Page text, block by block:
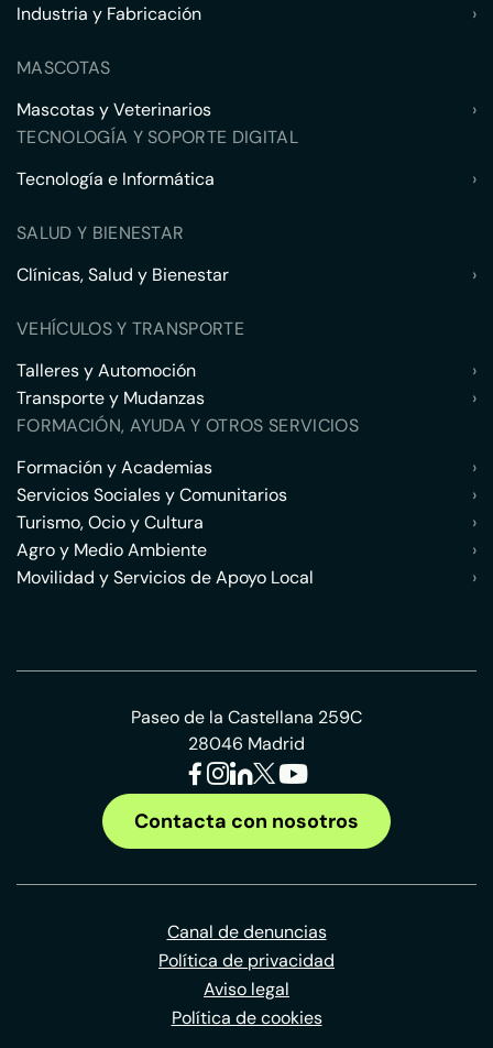
Industria y Fabricación
›
MASCOTAS
Mascotas y Veterinarios
›
TECNOLOGÍA Y SOPORTE DIGITAL
Tecnología e Informática
›
SALUD Y BIENESTAR
Clínicas, Salud y Bienestar
›
VEHÍCULOS Y TRANSPORTE
Talleres y Automoción
›
Transporte y Mudanzas
›
FORMACIÓN, AYUDA Y OTROS SERVICIOS
Formación y Academias
›
Servicios Sociales y Comunitarios
›
Turismo, Ocio y Cultura
›
Agro y Medio Ambiente
›
Movilidad y Servicios de Apoyo Local
›
Paseo de la Castellana 259C
28046 Madrid
Contacta con nosotros
Canal de denuncias
Política de privacidad
Aviso legal
Política de cookies